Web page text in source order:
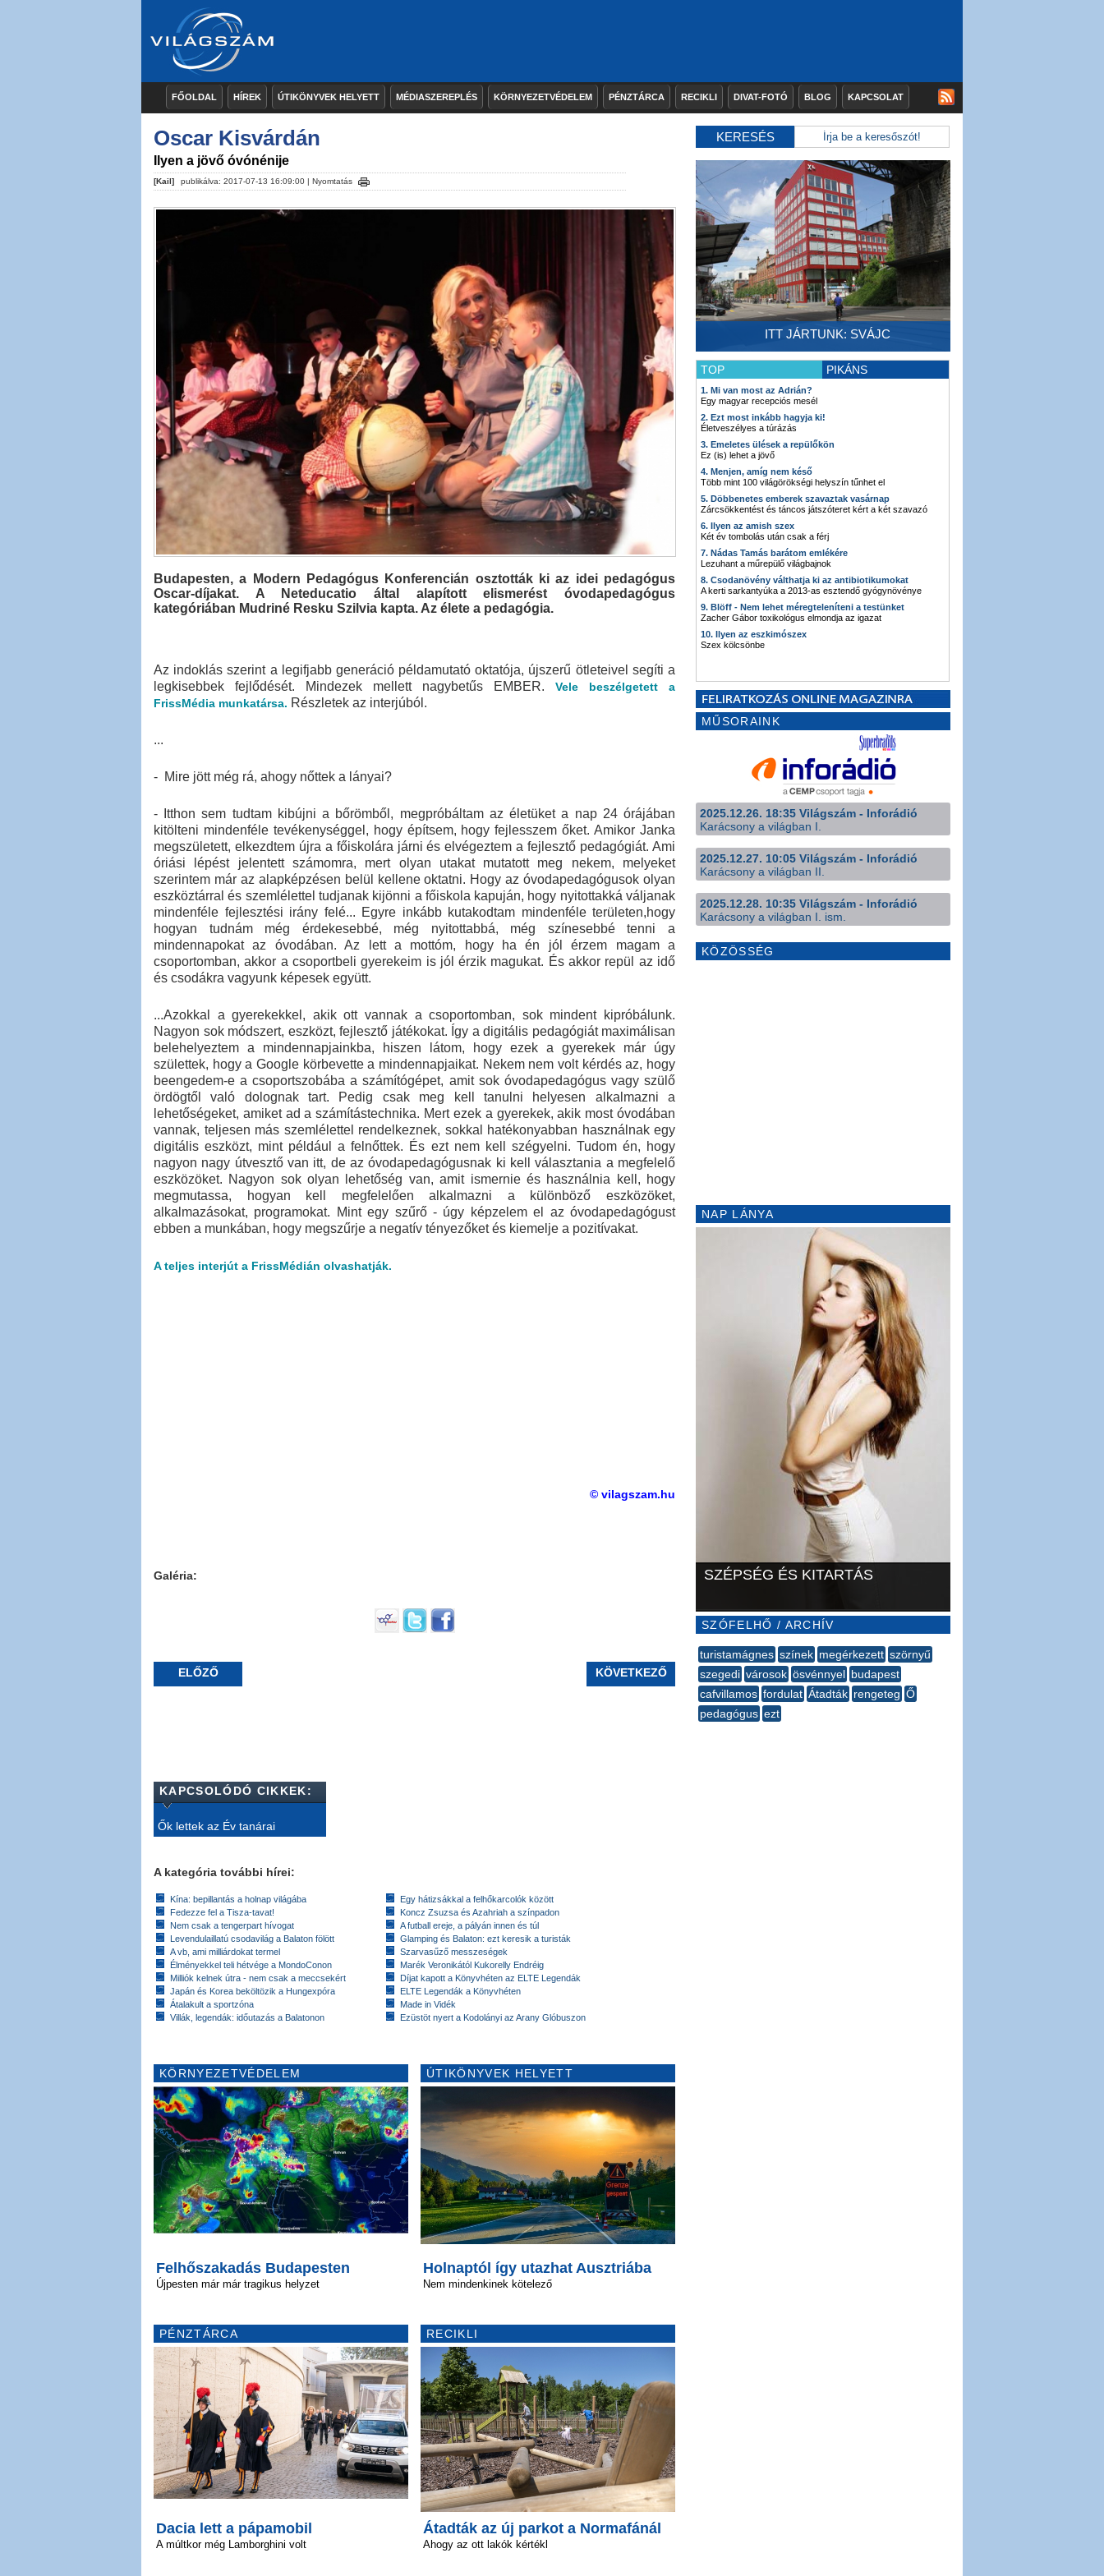
FŐOLDAL HÍREK ÚTIKÖNYVEK HELYETT MÉDIASZEREPLÉS KÖRNYEZETVÉDELEM PÉNZTÁRCA RECIKLI DIVAT-FOTÓ BLOG KAPCSOLAT
Oscar Kisvárdán
Ilyen a jövő óvónénije
[Kail] publikálva: 2017-07-13 16:09:00 | Nyomtatás
Budapesten, a Modern Pedagógus Konferencián osztották ki az idei pedagógus
Oscar-díjakat. A Neteducatio által alapított elismerést óvodapedagógus
kategóriában Mudriné Resku Szilvia kapta. Az élete a pedagógia.
Az indoklás szerint a legifjabb generáció példamutató oktatója, újszerű ötleteivel segíti a
legkisebbek fejlődését. Mindezek mellett nagybetűs EMBER. Vele beszélgetett a
FrissMédia munkatársa. Részletek az interjúból.
...
- Mire jött még rá, ahogy nőttek a lányai?
- Itthon sem tudtam kibújni a bőrömből, megpróbáltam az életüket a nap 24 órájában
kitölteni mindenféle tevékenységgel, hogy építsem, hogy fejlesszem őket. Amikor Janka
megszületett, elkezdtem újra a főiskolára járni és elvégeztem a fejlesztő pedagógiát. Ami
óriási lépést jelentett számomra, mert olyan utakat mutatott meg nekem, melyeket
szerintem már az alapképzésen belül kellene oktatni. Hogy az óvodapedagógusok olyan
eszköztárral és szemlélettel tudjanak kijönni a főiskola kapuján, hogy nyitottakká váljanak
mindenféle fejlesztési irány felé... Egyre inkább kutakodtam mindenféle területen,hogy
hogyan tudnám még érdekesebbé, még nyitottabbá, még színesebbé tenni a
mindennapokat az óvodában. Az lett a mottóm, hogy ha én jól érzem magam a
csoportomban, akkor a csoportbeli gyerekeim is jól érzik magukat. És akkor repül az idő
és csodákra vagyunk képesek együtt.
...Azokkal a gyerekekkel, akik ott vannak a csoportomban, sok mindent kipróbálunk.
Nagyon sok módszert, eszközt, fejlesztő játékokat. Így a digitális pedagógiát maximálisan
belehelyeztem a mindennapjainkba, hiszen látom, hogy ezek a gyerekek már úgy
születtek, hogy a Google körbevette a mindennapjaikat. Nekem nem volt kérdés az, hogy
beengedem-e a csoportszobába a számítógépet, amit sok óvodapedagógus vagy szülő
ördögtől való dolognak tart. Pedig csak meg kell tanulni helyesen alkalmazni a
lehetőségeket, amiket ad a számítástechnika. Mert ezek a gyerekek, akik most óvodában
vannak, teljesen más szemlélettel rendelkeznek, sokkal hatékonyabban használnak egy
digitális eszközt, mint például a felnőttek. És ezt nem kell szégyelni. Tudom én, hogy
nagyon nagy útvesztő van itt, de az óvodapedagógusnak ki kell választania a megfelelő
eszközöket. Nagyon sok olyan lehetőség van, amit ismernie és használnia kell, hogy
megmutassa, hogyan kell megfelelően alkalmazni a különböző eszközöket,
alkalmazásokat, programokat. Mint egy szűrő - úgy képzelem el az óvodapedagógust
ebben a munkában, hogy megszűrje a negatív tényezőket és kiemelje a pozitívakat.
A teljes interjút a FrissMédián olvashatják.
© vilagszam.hu
Galéria:
ELŐZŐ KÖVETKEZŐ
KAPCSOLÓDÓ CIKKEK:
Ők lettek az Év tanárai
A kategória további hírei:
Kína: bepillantás a holnap világába
Fedezze fel a Tisza-tavat!
Nem csak a tengerpart hívogat
Levendulaillatú csodavilág a Balaton fölött
A vb, ami milliárdokat termel
Élményekkel teli hétvége a MondoConon
Milliók kelnek útra - nem csak a meccsekért
Japán és Korea beköltözik a Hungexpóra
Átalakult a sportzóna
Villák, legendák: időutazás a Balatonon
Egy hátizsákkal a felhőkarcolók között
Koncz Zsuzsa és Azahriah a színpadon
A futball ereje, a pályán innen és túl
Glamping és Balaton: ezt keresik a turisták
Szarvasűző messzeségek
Marék Veronikától Kukorelly Endréig
Díjat kapott a Könyvhéten az ELTE Legendák
ELTE Legendák a Könyvhéten
Made in Vidék
Ezüstöt nyert a Kodolányi az Arany Glóbuszon
KÖRNYEZETVÉDELEM
Felhőszakadás Budapesten
Újpesten már már tragikus helyzet
PÉNZTÁRCA
Dacia lett a pápamobil
A múltkor még Lamborghini volt
ÚTIKÖNYVEK HELYETT
Holnaptól így utazhat Ausztriába
Nem mindenkinek kötelező
RECIKLI
Átadták az új parkot a Normafánál
Ahogy az ott lakók kértékl
KERESÉS
ITT JÁRTUNK: SVÁJC
TOP PIKÁNS
1. Mi van most az Adrián?
Egy magyar recepciós mesél
2. Ezt most inkább hagyja ki!
Életveszélyes a túrázás
3. Emeletes ülések a repülőkön
Ez (is) lehet a jövő
4. Menjen, amíg nem késő
Több mint 100 világörökségi helyszín tűnhet el
5. Döbbenetes emberek szavaztak vasárnap
Zárcsökkentést és táncos játszóteret kért a két szavazó
6. Ilyen az amish szex
Két év tombolás után csak a férj
7. Nádas Tamás barátom emlékére
Lezuhant a műrepülő világbajnok
8. Csodanövény válthatja ki az antibiotikumokat
A kerti sarkantyúka a 2013-as esztendő gyógynövénye
9. Blöff - Nem lehet méregteleníteni a testünket
Zacher Gábor toxikológus elmondja az igazat
10. Ilyen az eszkimószex
Szex kölcsönbe
MŰSORAINK
2025.12.26. 18:35 Világszám - Inforádió
Karácsony a világban I.
2025.12.27. 10:05 Világszám - Inforádió
Karácsony a világban II.
2025.12.28. 10:35 Világszám - Inforádió
Karácsony a világban I. ism.
KÖZÖSSÉG
NAP LÁNYA
SZÉPSÉG ÉS KITARTÁS
SZÓFELHŐ / ARCHÍV
turistamágnes színek megérkezett szörnyű
szegedi városok ösvénnyel budapest
cafvillamos fordulat Átadták rengeteg Ő
pedagógus ezt